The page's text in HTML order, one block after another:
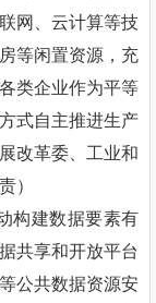
网、云计算等技
等闲置资源，充
类企业作为平等
式自主推进生产
改革委、工业和
）
构建数据要素有
共享和开放平台
公共数据资源安